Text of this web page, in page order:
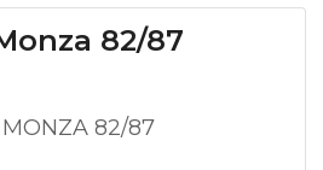
82/87
MONZA 82/87